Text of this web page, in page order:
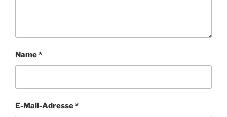
Name*
E-Mail-Adresse*